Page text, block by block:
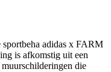
adidas x FARM
is afkomstig uit een
die